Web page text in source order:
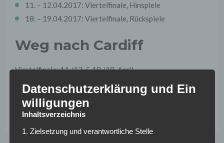
11. – 12.04.2017: Viertelfinale, Hinspiele
18. – 19.04.2017: Viertelfinale, Rückspiele
Weg nach Cardiff
Viertelfinale: 11./12. & 18./19. April
Halbfinale: 2./3. & 9./10. Mai
Finale: Samstag, 3. Juni, National Stadium of Wales
Datenschutzerklärung und Ein
willigungen
Inhaltsverzeichnis
1. Zielsetzung und verantwortliche Stelle